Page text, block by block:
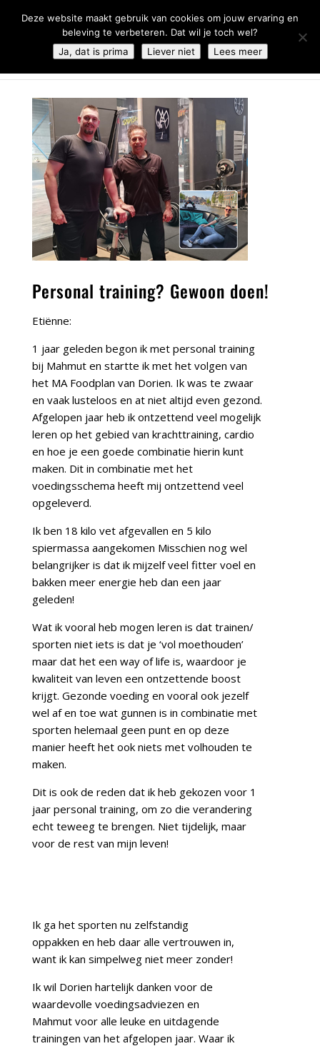
Personal training? Gewoon doen!
Etiënne:
1 jaar geleden begon ik met personal training
bij Mahmut en startte ik met het volgen van
het MA Foodplan van Dorien. Ik was te zwaar
en vaak lusteloos en at niet altijd even gezond.
Afgelopen jaar heb ik ontzettend veel mogelijk
leren op het gebied van krachttraining, cardio
en hoe je een goede combinatie hierin kunt
maken. Dit in combinatie met het
voedingsschema heeft mij ontzettend veel
opgeleverd.
Ik ben 18 kilo vet afgevallen en 5 kilo
spiermassa aangekomen Misschien nog wel
belangrijker is dat ik mijzelf veel fitter voel en
bakken meer energie heb dan een jaar
geleden!
Wat ik vooral heb mogen leren is dat trainen/
sporten niet iets is dat je ‘vol moethouden’
maar dat het een way of life is, waardoor je
kwaliteit van leven een ontzettende boost
krijgt. Gezonde voeding en vooral ook jezelf
wel af en toe wat gunnen is in combinatie met
sporten helemaal geen punt en op deze
manier heeft het ook niets met volhouden te
maken.
Dit is ook de reden dat ik heb gekozen voor 1
jaar personal training, om zo die verandering
echt teweeg te brengen. Niet tijdelijk, maar
voor de rest van mijn leven!
Ik ga het sporten nu zelfstandig
oppakken en heb daar alle vertrouwen in,
want ik kan simpelweg niet meer zonder!
Ik wil Dorien hartelijk danken voor de
waardevolle voedingsadviezen en
Mahmut voor alle leuke en uitdagende
trainingen van het afgelopen jaar. Waar ik
Deze website maakt gebruik van cookies om jouw ervaring en
beleving te verbeteren. Dat wil je toch wel?
Ja, dat is prima
Liever niet Lees meer